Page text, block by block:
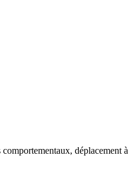
déplacement à